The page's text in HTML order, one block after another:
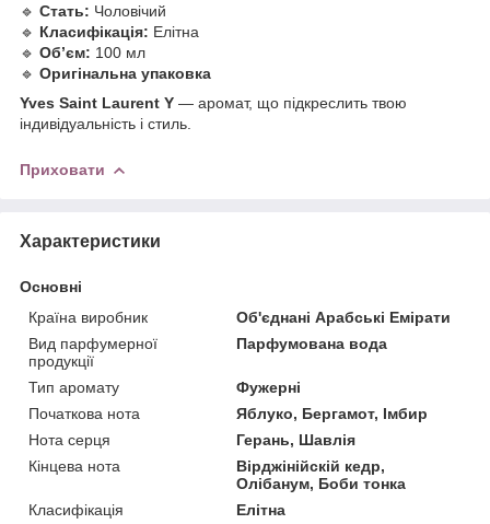
🔹 Стать: Чоловічий
🔹 Класифікація: Елітна
🔹 Обʼєм: 100 мл
🔹 Оригінальна упаковка
Yves Saint Laurent Y — аромат, що підкреслить твою
індивідуальність і стиль.
Приховати
Характеристики
Основні
Країна виробник
Об'єднані Арабські Емірати
Вид парфумерної
продукції
Парфумована вода
Тип аромату
Фужерні
Початкова нота
Яблуко, Бергамот, Імбир
Нота серця
Герань, Шавлія
Кінцева нота
Вірджінійскій кедр,
Олібанум, Боби тонка
Класифікація
Елітна